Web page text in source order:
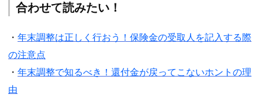
合わせて読みたい！
・ 年末調整は正しく行おう！保険金の受取人を記入する際
の注意点
・ 年末調整で知るべき！還付金が戻ってこないホントの理
由